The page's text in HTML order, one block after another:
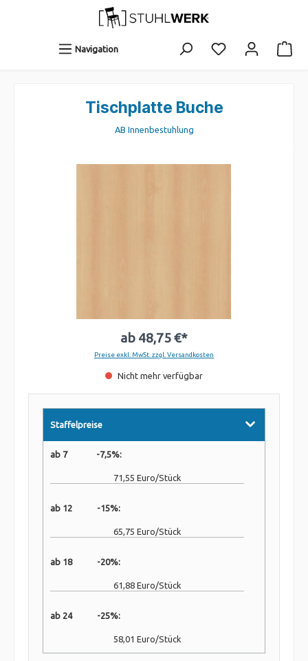
Navigation
Tischplatte Buche
AB Innenbestuhlung
ab 48,75 €*
Preise exkl. MwSt. zzgl. Versandkosten
Nicht mehr verfügbar
Staffelpreise
ab 7 -7,5%:
71,55 Euro/Stück
ab 12 -15%:
65,75 Euro/Stück
ab 18 -20%:
61,88 Euro/Stück
ab 24 -25%:
58,01 Euro/Stück